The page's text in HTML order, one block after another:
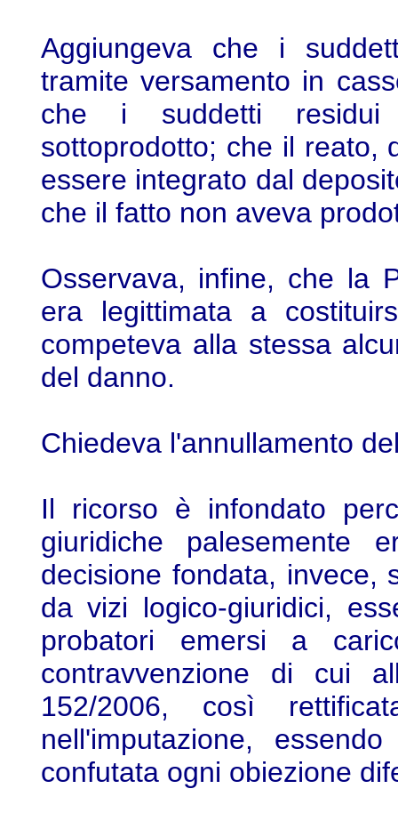
Aggiungeva che i
tramite versamento in
che i suddetti residui
sottoprodotto; che il reato,
essere integrato dal
che il fatto non aveva
Osservava, infine, che la
era legittimata a
competeva alla stessa
del danno.
Chiedeva l'annullamento
Il ricorso è infondato
giuridiche
decisione fondata, invece,
da vizi logico-giuridici,
probatori emersi a
contravvenzione di cui
152/2006, così
nell'imputazione,
confutata ogni obiezione